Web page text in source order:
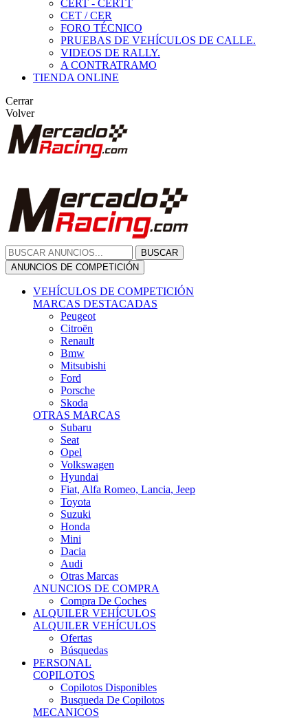
CERT - CERTT
CET / CER
FORO TÉCNICO
PRUEBAS DE VEHÍCULOS DE CALLE.
VIDEOS DE RALLY.
A CONTRATRAMO
TIENDA ONLINE
Cerrar
Volver
BUSCAR
ANUNCIOS DE COMPETICIÓN
VEHÍCULOS DE COMPETICIÓN
MARCAS DESTACADAS
Peugeot
Citroën
Renault
Bmw
Mitsubishi
Ford
Porsche
Skoda
OTRAS MARCAS
Subaru
Seat
Opel
Volkswagen
Hyundai
Fiat, Alfa Romeo, Lancia, Jeep
Toyota
Suzuki
Honda
Mini
Dacia
Audi
Otras Marcas
ANUNCIOS DE COMPRA
Compra De Coches
ALQUILER VEHÍCULOS
ALQUILER VEHÍCULOS
Ofertas
Búsquedas
PERSONAL
COPILOTOS
Copilotos Disponibles
Busqueda De Copilotos
MECANICOS
Mecánicos Disponibles